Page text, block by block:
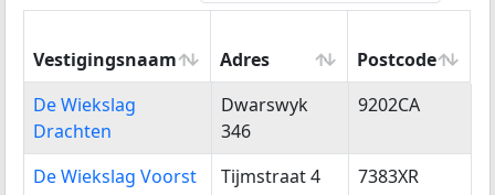
Vestigingsnaam Adres Postcode
Vestigingsnaam
Adres Postcode
De Wiekslag
Drachten
Dwarswyk
346
9202CA
De Wiekslag Voorst Tijmstraat 4 7383XR